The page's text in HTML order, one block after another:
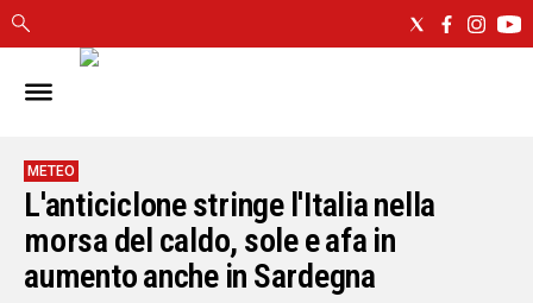
IN
CAGLIARI
SASSARI
NUORO
ORISTANO
SULCIS
METEO
L'anticiclone stringe l'Italia nella
morsa del caldo, sole e afa in
aumento anche in Sardegna